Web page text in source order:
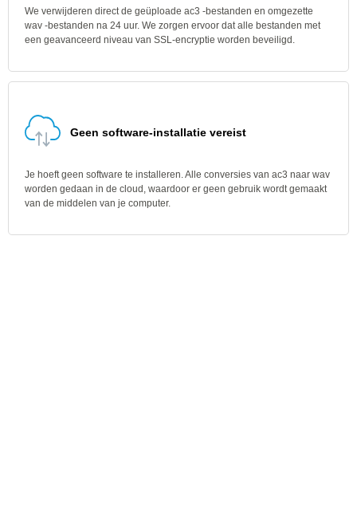
We verwijderen direct de geüploade ac3 -bestanden en omgezette
wav -bestanden na 24 uur. We zorgen ervoor dat alle bestanden met
een geavanceerd niveau van SSL-encryptie worden beveiligd.
Geen software-installatie vereist
Je hoeft geen software te installeren. Alle conversies van ac3 naar wav
worden gedaan in de cloud, waardoor er geen gebruik wordt gemaakt
van de middelen van je computer.